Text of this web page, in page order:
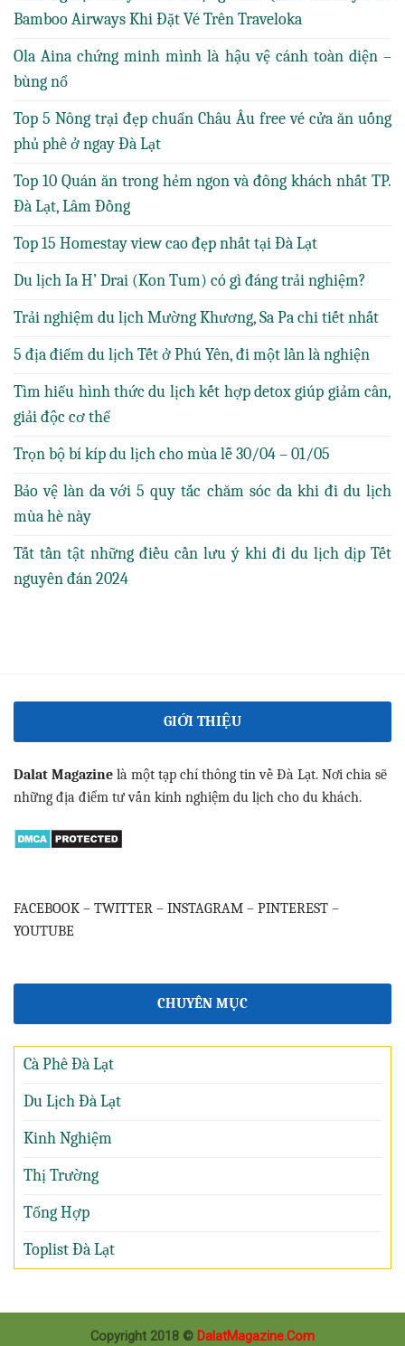
Bamboo Airways Khi Đặt Vé Trên Traveloka
Ola Aina chứng minh mình là hậu vệ cánh toàn diện –
bùng nổ
Top 5 Nông trại đẹp chuẩn Châu Âu free vé cửa ăn uống
phủ phê ở ngay Đà Lạt
Top 10 Quán ăn trong hẻm ngon và đông khách nhất TP.
Đà Lạt, Lâm Đồng
Top 15 Homestay view cao đẹp nhất tại Đà Lạt
Du lịch Ia H’ Drai (Kon Tum) có gì đáng trải nghiệm?
Trải nghiệm du lịch Mường Khương, Sa Pa chi tiết nhất
5 địa điểm du lịch Tết ở Phú Yên, đi một lần là nghiện
Tìm hiểu hình thức du lịch kết hợp detox giúp giảm cân,
giải độc cơ thể
Trọn bộ bí kíp du lịch cho mùa lễ 30/04 – 01/05
Bảo vệ làn da với 5 quy tắc chăm sóc da khi đi du lịch
mùa hè này
Tất tần tật những điều cần lưu ý khi đi du lịch dịp Tết
nguyên đán 2024
GIỚI THIỆU
Dalat Magazine là một tạp chí thông tin về Đà Lạt. Nơi chia sẽ
những địa điểm tư vấn kinh nghiệm du lịch cho du khách.
FACEBOOK – TWITTER – INSTAGRAM – PINTEREST –
YOUTUBE
CHUYÊN MỤC
Cà Phê Đà Lạt
Du Lịch Đà Lạt
Kinh Nghiệm
Thị Trường
Tổng Hợp
Toplist Đà Lạt
Copyright 2018 © DalatMagazine.Com